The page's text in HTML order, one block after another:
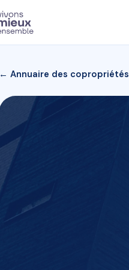
← Annuaire des copropriétés